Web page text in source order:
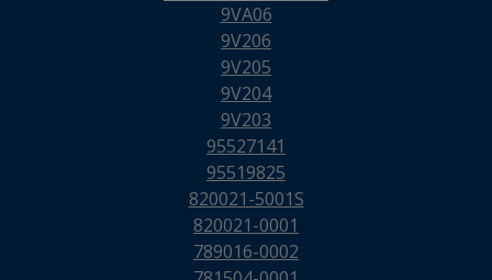
9VA06
9V206
9V205
9V204
9V203
95527141
95519825
820021-5001S
820021-0001
789016-0002